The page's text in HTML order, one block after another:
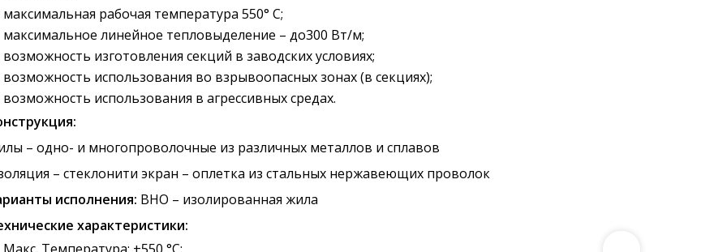
максимальная рабочая температура 550° С;
максимальное линейное тепловыделение – до300 Вт/м;
возможность изготовления секций в заводских условиях;
возможность использования во взрывоопасных зонах (в секциях);
возможность использования в агрессивных средах.
– одно- и многопроволочные из различных металлов и сплавов
– стеклонити экран – оплетка из стальных нержавеющих проволок
исполнения: ВНО – изолированная жила
характеристики: